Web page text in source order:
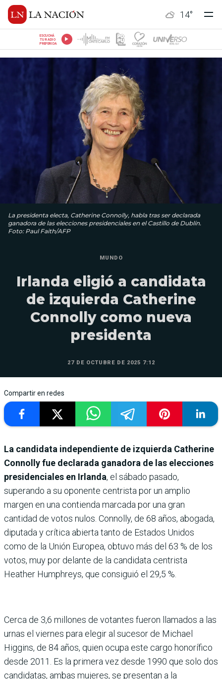
14°
ESCUCHÁ
TU RADIO
PREFERIDA
La presidenta electa, Catherine Connolly, habla tras ser declarada
ganadora de las elecciones presidenciales en el Castillo de Dublín.
Foto: Paul Faith/AFP
MUNDO
Irlanda eligió a candidata
de izquierda Catherine
Connolly como nueva
presidenta
27 DE OCTUBRE DE 2025 7:12
Compartir en redes
La candidata independiente de izquierda Catherine
Connolly fue declarada ganadora de las elecciones
presidenciales en Irlanda, el sábado pasado,
superando a su oponente centrista por un amplio
margen en una contienda marcada por una gran
cantidad de votos nulos. Connolly, de 68 años, abogada,
diputada y crítica abierta tanto de Estados Unidos
como de la Unión Europea, obtuvo más del 63 % de los
votos, muy por delante de la candidata centrista
Heather Humphreys, que consiguió el 29,5 %.
Cerca de 3,6 millones de votantes fueron llamados a las
urnas el viernes para elegir al sucesor de Michael
Higgins, de 84 años, quien ocupa este cargo honorífico
desde 2011. Es la primera vez desde 1990 que solo dos
candidatas, ambas mujeres, se presentan a la